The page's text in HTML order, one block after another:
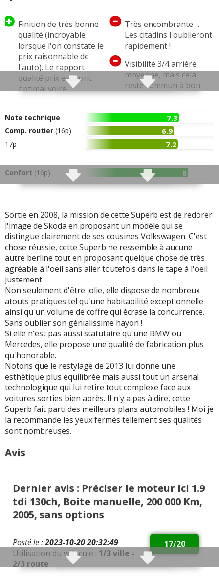
Finition de très bonne
qualité (incroyable
lorsque l'on constate le
prix raisonnable de
l'auto). Le rapport
qualité prix est donc
optimal voire
Coffre exceptionnel en
berline (560 litres) et
titanesque en break !
(plus de 620 litres), la
concurrence n'arrive
pas à de tels chiffres
Plus statutaire que les
présent
Rare donc originale. Et
pourtant vu son prix et
ses énormes qualités,
elle aurait pu bien
mieux se vendre
Habitabilité aux places
arrière plus que
généreuse (même les
plus grands seront à
l'aise)
Skoda donne une leçon
à la concurrence avec
son système
d'ouverture de coffre
(possibilité d'avoir une
ouverture type hayon
lorsque vous devez
charger des objets
pratique !
Détails digne du plus
parapluie disponible
dans les portières.
Fermeté des
qui assurent un
comportement efficace
et un bon maintient de
la caisse. Ne pas non
Très encombrante ...
Les citadins l'oublieront
rapidement !
Visibilité 3/4 arrière
moyenne, mais cela
reste commun à bon
nombre de berlines
Pas aussi statutaire que
d'autres Allemandes.
Mais bon, on ne peut
pas avoir le beurre et
l'argent du beurre, et
puis il faut avouer
qu'elle fait son petit
encombrement et de
son allure très
"allemande"
On aurait pu espérer un
peu mieux concernant
la capacité du réservoir.
long court qui aurait pu
bénéficier d'une
réservoir un peu plus
généreux. Cependant,
vu la sobriété de ses
moteurs elle peut déjà
chemin avec ses 60
litres
Ca n'est pas une
propulsion ... Dommage
pour les sensations.
Volkswage/Audi, donc
une traction (il est
d'ailleurs étrange
quand Mercedes et
BMW offre le meilleur à
ses clients, à savoir une
propulsion)
Note technique 7.3
Comp. routier (16p) 6.9
17p 7.2
Confort (16p) 8
Infotainment 4.9
Habitabilité 8.5
Coffre (560L) 8.9
Superb Combi(600L) 9.4
Fiabilité 7.6
+ d'infossur la notation
Sortie en 2008, la mission de cette Superb est de redorer
l'image de Skoda en proposant un modèle qui se
distingue clairement de ses cousines Volkswagen. C'est
chose réussie, cette Superb ne ressemble à aucune
autre berline tout en proposant quelque chose de très
agréable à l'oeil sans aller toutefois dans le tape à l'oeil
justement
Non seulement d'être jolie, elle dispose de nombreux
atouts pratiques tel qu'une habitabilité exceptionnelle
ainsi qu'un volume de coffre qui écrase la concurrence.
Sans oublier son génialissime hayon !
Si elle n'est pas aussi statutaire qu'une BMW ou
Mercedes, elle propose une qualité de fabrication plus
qu'honorable.
Notons que le restylage de 2013 lui donne une
esthétique plus équilibrée mais aussi tout un arsenal
technologique qui lui retire tout complexe face aux
voitures sorties bien après. Il n'y a pas à dire, cette
Superb fait parti des meilleurs plans automobiles ! Moi je
la recommande les yeux fermés tellement ses qualités
sont nombreuses.
Avis
Dernier avis : Préciser le moteur ici 1.9
tdi 130ch, Boite manuelle, 200 000 Km,
2005, sans options
17/20
Posté le :2023-10-20 20:32:49
Utilisation du véhicule : 1/3 ville -
2/3 route